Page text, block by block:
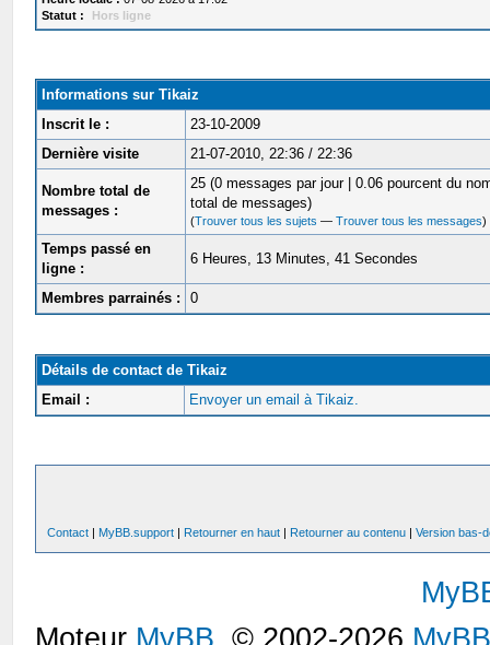
Statut :
Hors ligne
Informations sur Tikaiz
Inscrit le :
23-10-2009
Dernière visite
21-07-2010, 22:36 / 22:36
Nombre total de
messages :
25 (0 messages par jour | 0.06 pourcent du
total de messages)
(Trouver tous les sujets —Trouver tous les messages)
Temps passé en
ligne :
6 Heures, 13 Minutes, 41 Secondes
Membres parrainés : 0
Détails de contact de Tikaiz
Email :
Envoyer un email à Tikaiz.
Contact | MyBB.support | Retourner en haut | Retourner au contenu |Version bas-
Moteur MyBB , © 2002-2026